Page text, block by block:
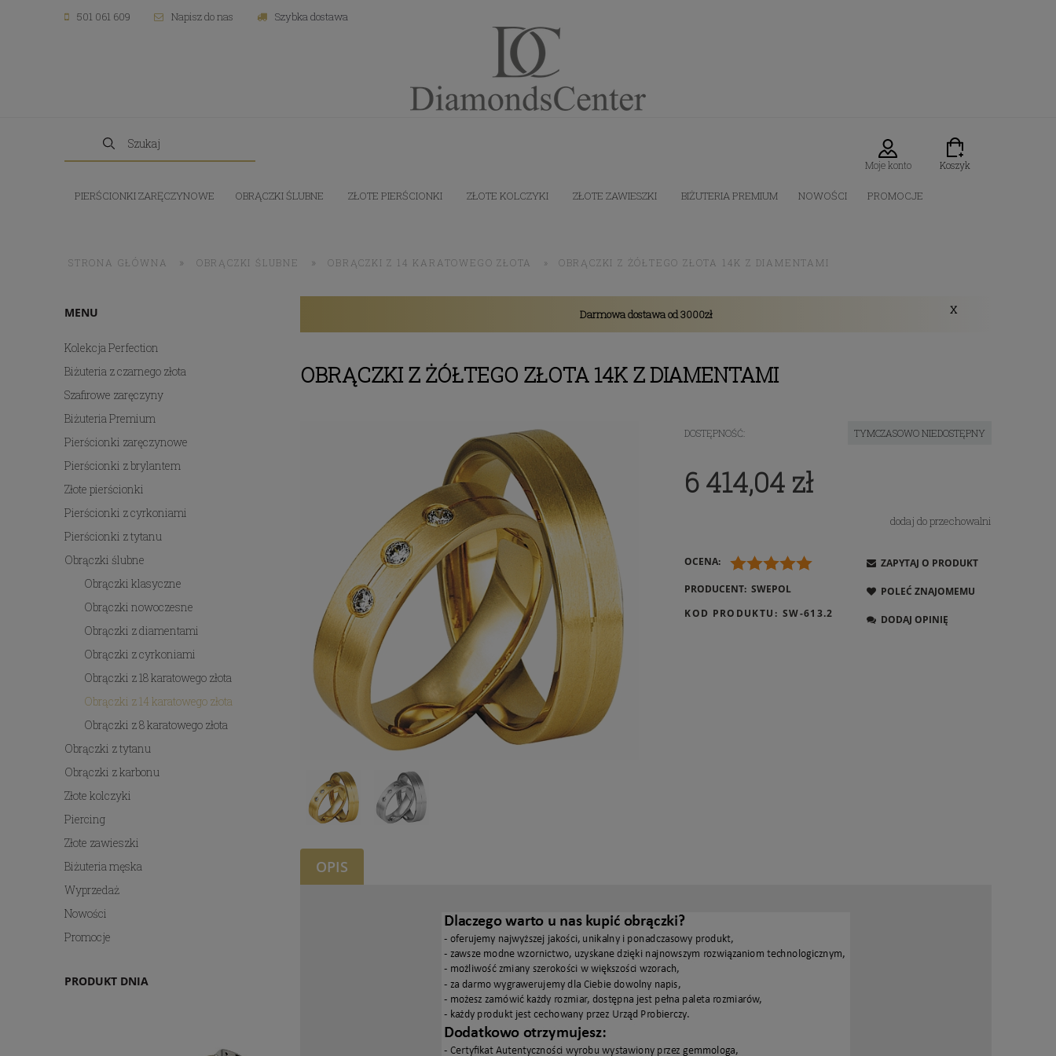
501 061 609 Napisz do nas Szybka dostawa
Koszyk
Moje konto
PIERŚCIONKI ZARĘCZYNOWE OBRĄCZKI ŚLUBNE ZŁOTE PIERŚCIONKI ZŁOTE KOLCZYKI ZŁOTE ZAWIESZKI BIŻUTERIA PREMIUM NOWOŚCI PROMOCJE
STRONA GŁÓWNA » OBRĄCZKI ŚLUBNE » OBRĄCZKI Z 14 KARATOWEGO ZŁOTA » OBRĄCZKI Z ŻÓŁTEGO ZŁOTA 14K Z DIAMENTAMI
MENU
Kolekcja Perfection
Biżuteria z czarnego złota
Szafirowe zaręczyny
Biżuteria Premium
Pierścionki zaręczynowe
Pierścionki z brylantem
Złote pierścionki
Pierścionki z cyrkoniami
Pierścionki z tytanu
Obrączki ślubne
Obrączki klasyczne
Obrączki nowoczesne
Obrączki z diamentami
Obrączki z cyrkoniami
Obrączki z 18 karatowego złota
Obrączki z 14 karatowego złota
Obrączki z 8 karatowego złota
Obrączki z tytanu
Obrączki z karbonu
Złote kolczyki
Piercing
Złote zawieszki
Biżuteria męska
Wyprzedaż
Nowości
Promocje
PRODUKT DNIA
X
Darmowa dostawa od 3000zł
OBRĄCZKI Z ŻÓŁTEGO ZŁOTA 14K Z DIAMENTAMI
DOSTĘPNOŚĆ: TYMCZASOWO NIEDOSTĘPNY
6 414,04 zł
dodaj do przechowalni
OCENA:
PRODUCENT: SWEPOL
KOD PRODUKTU: SW-613.2
ZAPYTAJ O PRODUKT
POLEĆ ZNAJOMEMU
DODAJ OPINIĘ
OPIS